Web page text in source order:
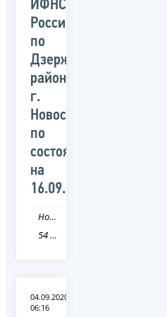
ИФНС
России
по
Дзержинскому
району
г.
Новосибирска
по
состоянию
на
16.09.2020
Новость
54 Новосибирская область
04.09.2020
06:16